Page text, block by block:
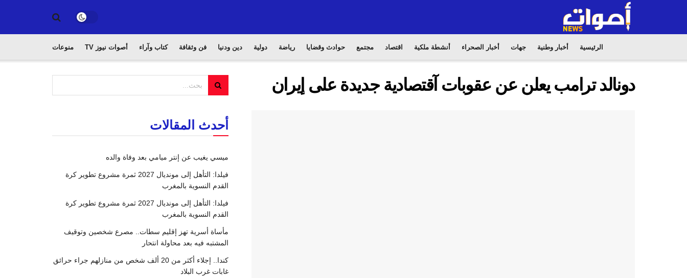
الرئيسية أخبار وطنية جهات أخبار الصحراء أنشطة ملكية اقتصاد مجتمع حوادث وقضايا رياضة دولية دين ودنيا فن وثقافة كتاب وآراء أصوات نيوز TV منوعات
دونالد ترامب يعلن عن عقوبات آقتصادية جديدة على إيران
أحدث المقالات
ميسي يغيب عن إنتر ميامي بعد وفاة والده
فيلدا: التأهل إلى مونديال 2027 ثمرة مشروع تطوير كرة
القدم النسوية بالمغرب
فيلدا: التأهل إلى مونديال 2027 ثمرة مشروع تطوير كرة
القدم النسوية بالمغرب
مأساة أسرية تهز إقليم سطات.. مصرع شخصين وتوقيف
المشتبه فيه بعد محاولة انتحار
كندا.. إجلاء أكثر من 20 ألف شخص من منازلهم جراء حرائق
غابات غرب البلاد